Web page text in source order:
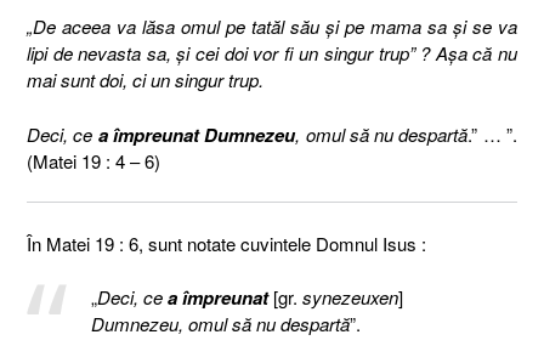
„De aceea va lăsa omul pe tatăl său şi pe mama sa şi se va
lipi de nevasta sa, şi cei doi vor fi un singur trup” ? Aşa că nu
mai sunt doi, ci un singur trup.
Deci, ce a împreunat Dumnezeu, omul să nu despartă.” … ”.
(Matei 19 : 4 – 6)
În Matei 19 : 6, sunt notate cuvintele Domnul Isus :
„Deci, cea împreunat[gr. synezeuxen]
Dumnezeu, omul să nu despartă”.